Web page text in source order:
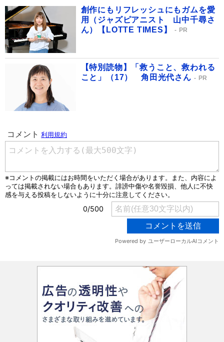
創作にもリフレッシュにもガムを愛
用（ジャズピアニスト 山中千尋さ
ん）【LOTTE TIMES】
PR
【特別読物】「救うこと、救われる
こと」（17） 角田光代さん
PR